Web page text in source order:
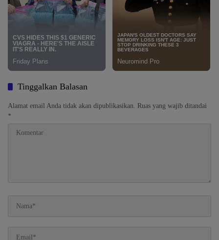
Tinggalkan Balasan
Alamat email Anda tidak akan dipublikasikan.
Ruas yang wajib ditandai
*